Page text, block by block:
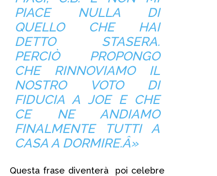
PIACE NULLA DI
QUELLO CHE HAI
DETTO STASERA.
PERCIÒ PROPONGO
CHE RINNOVIAMO IL
NOSTRO VOTO DI
FIDUCIA A JOE E CHE
CE NE ANDIAMO
FINALMENTE TUTTI A
CASA A DORMIRE.Â»
Questa frase diventerà poi celebre